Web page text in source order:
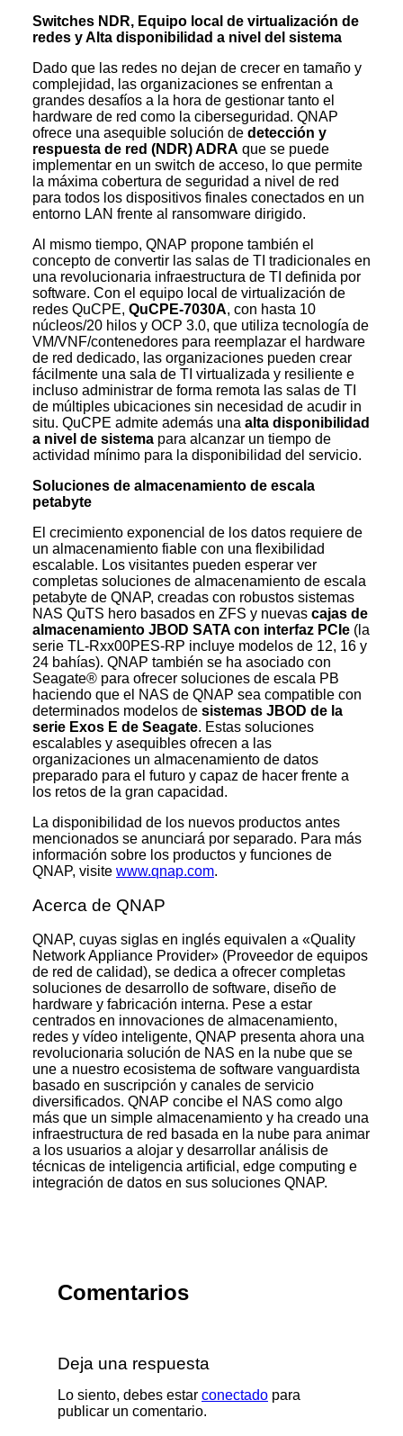
Switches NDR, Equipo local de virtualización de
redes y Alta disponibilidad a nivel del sistema
Dado que las redes no dejan de crecer en tamaño y
complejidad, las organizaciones se enfrentan a
grandes desafíos a la hora de gestionar tanto el
hardware de red como la ciberseguridad. QNAP
ofrece una asequible solución de detección y
respuesta de red (NDR) ADRA que se puede
implementar en un switch de acceso, lo que permite
la máxima cobertura de seguridad a nivel de red
para todos los dispositivos finales conectados en un
entorno LAN frente al ransomware dirigido.
Al mismo tiempo, QNAP propone también el
concepto de convertir las salas de TI tradicionales en
una revolucionaria infraestructura de TI definida por
software. Con el equipo local de virtualización de
redes QuCPE, QuCPE-7030A, con hasta 10
núcleos/20 hilos y OCP 3.0, que utiliza tecnología de
VM/VNF/contenedores para reemplazar el hardware
de red dedicado, las organizaciones pueden crear
fácilmente una sala de TI virtualizada y resiliente e
incluso administrar de forma remota las salas de TI
de múltiples ubicaciones sin necesidad de acudir in
situ. QuCPE admite además una alta disponibilidad
a nivel de sistema para alcanzar un tiempo de
actividad mínimo para la disponibilidad del servicio.
Soluciones de almacenamiento de escala
petabyte
El crecimiento exponencial de los datos requiere de
un almacenamiento fiable con una flexibilidad
escalable. Los visitantes pueden esperar ver
completas soluciones de almacenamiento de escala
petabyte de QNAP, creadas con robustos sistemas
NAS QuTS hero basados en ZFS y nuevas cajas de
almacenamiento JBOD SATA con interfaz PCIe (la
serie TL-Rxx00PES-RP incluye modelos de 12, 16 y
24 bahías). QNAP también se ha asociado con
Seagate® para ofrecer soluciones de escala PB
haciendo que el NAS de QNAP sea compatible con
determinados modelos de sistemas JBOD de la
serie Exos E de Seagate. Estas soluciones
escalables y asequibles ofrecen a las
organizaciones un almacenamiento de datos
preparado para el futuro y capaz de hacer frente a
los retos de la gran capacidad.
La disponibilidad de los nuevos productos antes
mencionados se anunciará por separado. Para más
información sobre los productos y funciones de
QNAP, visite www.qnap.com.
Acerca de QNAP
QNAP, cuyas siglas en inglés equivalen a «Quality
Network Appliance Provider» (Proveedor de equipos
de red de calidad), se dedica a ofrecer completas
soluciones de desarrollo de software, diseño de
hardware y fabricación interna. Pese a estar
centrados en innovaciones de almacenamiento,
redes y vídeo inteligente, QNAP presenta ahora una
revolucionaria solución de NAS en la nube que se
une a nuestro ecosistema de software vanguardista
basado en suscripción y canales de servicio
diversificados. QNAP concibe el NAS como algo
más que un simple almacenamiento y ha creado una
infraestructura de red basada en la nube para animar
a los usuarios a alojar y desarrollar análisis de
técnicas de inteligencia artificial, edge computing e
integración de datos en sus soluciones QNAP.
Comentarios
Deja una respuesta
Lo siento, debes estar conectado para
publicar un comentario.